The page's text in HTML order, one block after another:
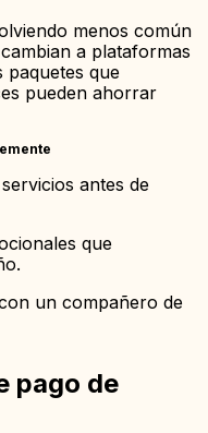
menos común
a plataformas
paquetes que
pueden ahorrar
antes de
que
un compañero de
pago de